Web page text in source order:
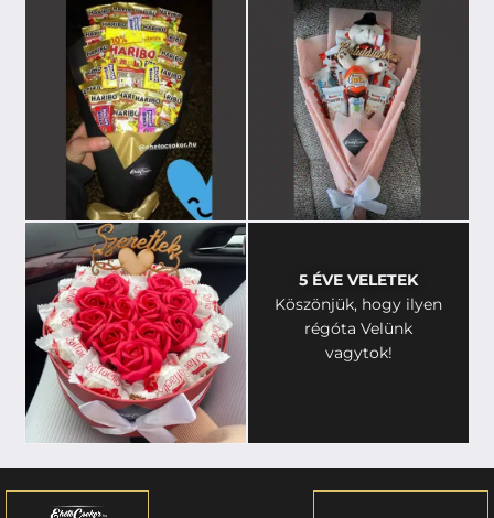
5 ÉVE VELETEK
Köszönjük, hogy ilyen
régóta Velünk
vagytok!